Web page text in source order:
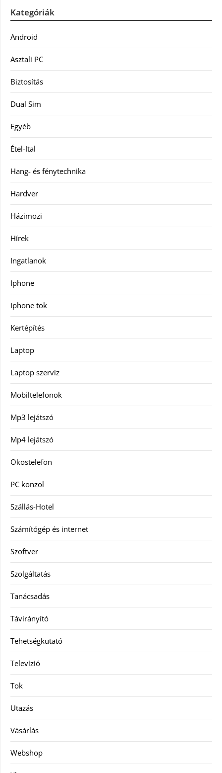
Kategóriák
Android
Asztali PC
Biztosítás
Dual Sim
Egyéb
Étel-Ital
Hang- és fénytechnika
Hardver
Házimozi
Hírek
Ingatlanok
Iphone
Iphone tok
Kertépítés
Laptop
Laptop szerviz
Mobiltelefonok
Mp3 lejátszó
Mp4 lejátszó
Okostelefon
PC konzol
Szállás-Hotel
Számítógép és internet
Szoftver
Szolgáltatás
Tanácsadás
Távirányító
Tehetségkutató
Televízió
Tok
Utazás
Vásárlás
Webshop